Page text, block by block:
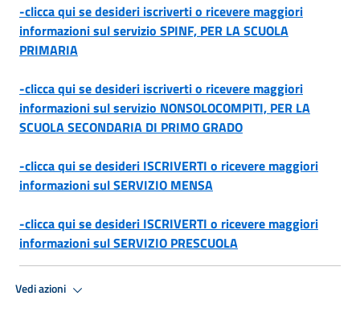
-clicca qui se desideri iscriverti o ricevere maggiori
informazioni sul servizio SPINF, PER LA SCUOLA
PRIMARIA
-clicca qui se desideri iscriverti o ricevere maggiori
informazioni sul servizio NONSOLOCOMPITI, PER LA
SCUOLA SECONDARIA DI PRIMO GRADO
-clicca qui se desideri ISCRIVERTI o ricevere maggiori
informazioni sul SERVIZIO MENSA
-clicca qui se desideri ISCRIVERTI o ricevere maggiori
informazioni sul SERVIZIO PRESCUOLA
Vedi azioni